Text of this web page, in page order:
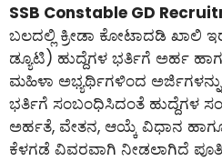
SSB Constable GD
ಬಲದಲ್ಲಿ ಕ್ರೀಡಾ ಕೋಟಾದಡಿ ಖಾಲಿ
ಡ್ಯೂಟಿ) ಹುದ್ದೆಗಳ ಭರ್ತಿಗೆ ಅರ್ಹ
ಮಹಿಳಾ ಅಭ್ಯರ್ಥಿಗಳಿಂದ ಅರ್ಜಿಗಳನ್ನು
ಭರ್ತಿಗೆ ಸಂಬಂಧಿಸಿದಂತೆ ಹುದ್ದೆಗಳ
ಅರ್ಹತೆ, ವೇತನ, ಆಯ್ಕೆ ವಿಧಾನ
ಕೆಳಗಡೆ ವಿವರವಾಗಿ ನೀಡಲಾಗಿದೆ